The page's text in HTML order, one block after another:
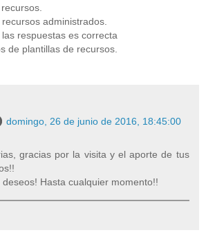
administrados.
respuestas es correcta
de plantillas de recursos.
domingo, 26 de junio de 2016, 18:45:00
gracias por la visita y el aporte de tus
deseos! Hasta cualquier momento!!